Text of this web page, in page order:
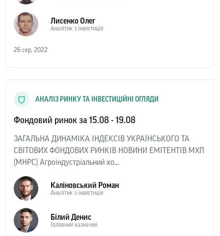
Лисенко Олег
Аналітик з інвестицій
26 сер, 2022
АНАЛІЗ РИНКУ ТА ІНВЕСТИЦІЙНІ ОГЛЯДИ
Фондовий ринок за 15.08 - 19.08
ЗАГАЛЬНА ДИНАМІКА ІНДЕКСІВ УКРАЇНСЬКОГО ТА
СВІТОВИХ ФОНДОВИХ РИНКІВ НОВИНИ ЕМІТЕНТІВ МХП
(MHPC) Агроіндустріальний хо...
Каліновський Роман
Аналітик з інвестицій
Білий Денис
Головний казначей